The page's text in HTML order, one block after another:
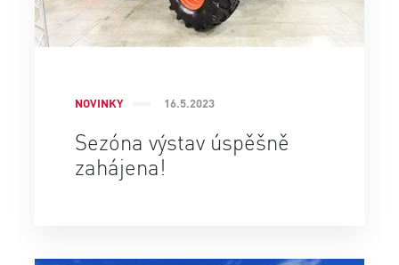
NOVINKY 16.5.2023
Sezóna výstav úspěšně
zahájena!